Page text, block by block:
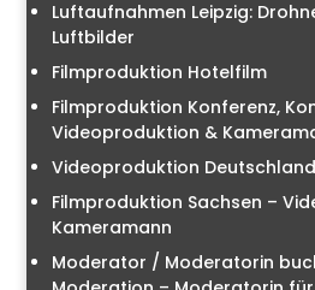
Luftaufnahmen Leipzig:
Luftbilder
Filmproduktion Hotelfilm
Filmproduktion Konferenz,
Videoproduktion &
Videoproduktion Deutschland
Filmproduktion Sachsen –
Kameramann
Moderator / Moderatorin